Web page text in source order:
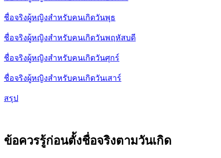
ชื่อจริงผู้หญิงสำหรับคนเกิดวันพุธ
ชื่อจริงผู้หญิงสำหรับคนเกิดวันพฤหัสบดี
ชื่อจริงผู้หญิงสำหรับคนเกิดวันศุกร์
ชื่อจริงผู้หญิงสำหรับคนเกิดวันเสาร์
สรุป
ข้อควรรู้ก่อนตั้งชื่อจริงตามวันเกิด